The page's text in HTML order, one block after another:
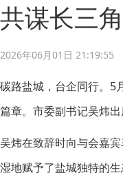
共谋长三
2026年06月01日 21:19:55
碳路盐城，台企同行。5
篇章。市委副书记吴炜出
吴炜在致辞时向与会嘉
湿地赋予了盐城独特的